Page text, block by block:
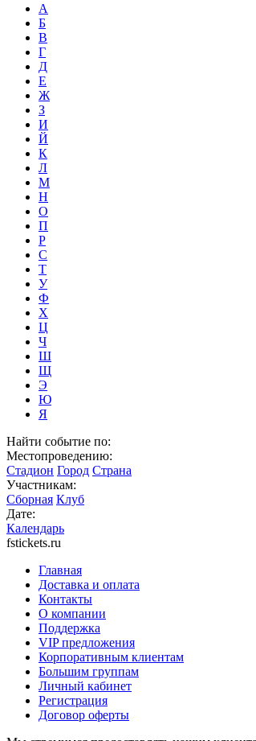
А
Б
В
Г
Д
Е
Ж
З
И
Й
К
Л
М
Н
О
П
Р
С
Т
У
Ф
Х
Ц
Ч
Ш
Щ
Э
Ю
Я
Найти событие по:
Местопроведению:
Стадион Город Страна
Участникам:
Сборная Клуб
Дате:
Календарь
fstickets.ru
Главная
Доставка и оплата
Контакты
О компании
Поддержка
VIP предложения
Корпоративным клиентам
Большим группам
Личный кабинет
Регистрация
Договор оферты